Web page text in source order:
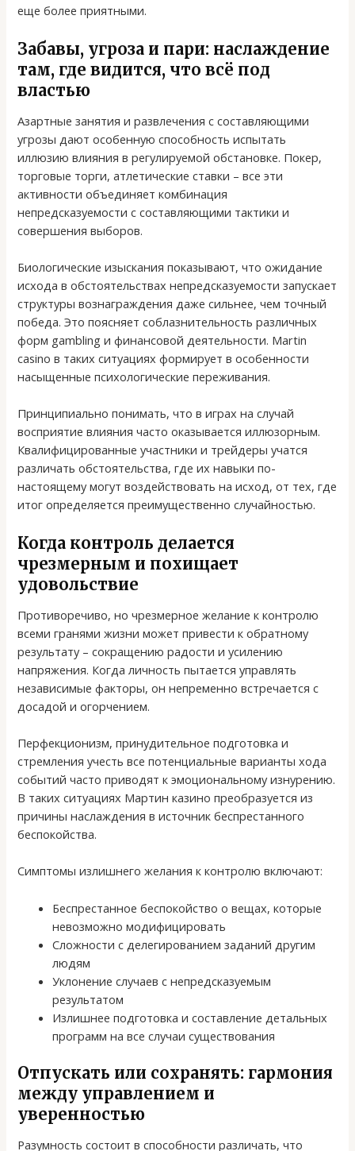
еще более приятными.
Забавы, угроза и пари: наслаждение
там, где видится, что всё под
властью
Азартные занятия и развлечения с составляющими
угрозы дают особенную способность испытать
иллюзию влияния в регулируемой обстановке. Покер,
торговые торги, атлетические ставки – все эти
активности объединяет комбинация
непредсказуемости с составляющими тактики и
совершения выборов.
Биологические изыскания показывают, что ожидание
исхода в обстоятельствах непредсказуемости запускает
структуры вознаграждения даже сильнее, чем точный
победа. Это поясняет соблазнительность различных
форм gambling и финансовой деятельности. Martin
casino в таких ситуациях формирует в особенности
насыщенные психологические переживания.
Принципиально понимать, что в играх на случай
восприятие влияния часто оказывается иллюзорным.
Квалифицированные участники и трейдеры учатся
различать обстоятельства, где их навыки по-
настоящему могут воздействовать на исход, от тех, где
итог определяется преимущественно случайностью.
Когда контроль делается
чрезмерным и похищает
удовольствие
Противоречиво, но чрезмерное желание к контролю
всеми гранями жизни может привести к обратному
результату – сокращению радости и усилению
напряжения. Когда личность пытается управлять
независимые факторы, он непременно встречается с
досадой и огорчением.
Перфекционизм, принудительное подготовка и
стремления учесть все потенциальные варианты хода
событий часто приводят к эмоциональному изнурению.
В таких ситуациях Мартин казино преобразуется из
причины наслаждения в источник беспрестанного
беспокойства.
Симптомы излишнего желания к контролю включают:
Беспрестанное беспокойство о вещах, которые
невозможно модифицировать
Сложности с делегированием заданий другим
людям
Уклонение случаев с непредсказуемым
результатом
Излишнее подготовка и составление детальных
программ на все случаи существования
Отпускать или сохранять: гармония
между управлением и
уверенностью
Разумность состоит в способности различать, что